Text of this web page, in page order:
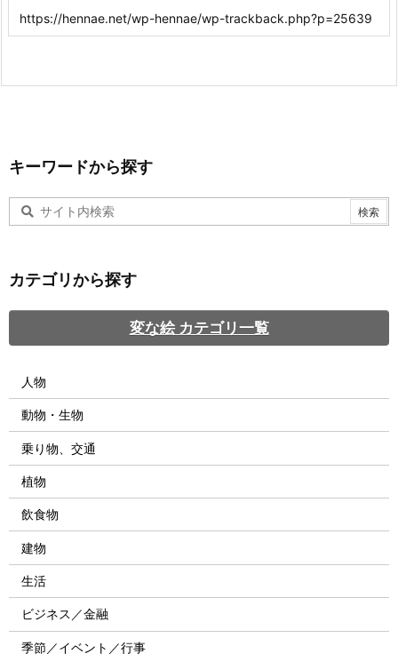
キーワードから探す
カテゴリから探す
変な絵 カテゴリ一覧
人物
動物・生物
乗り物、交通
植物
飲食物
建物
生活
ビジネス／金融
季節／イベント／行事